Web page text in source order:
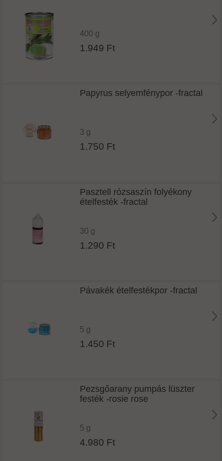
400 g
1.949 Ft
Papyrus selyemfénypor -fractal
3 g
1.750 Ft
Pasztell rózsaszín folyékony
ételfesték -fractal
30 g
1.290 Ft
Pávakék ételfestékpor -fractal
5 g
1.450 Ft
Pezsgőarany pumpás lüszter
festék -rosie rose
5 g
4.980 Ft